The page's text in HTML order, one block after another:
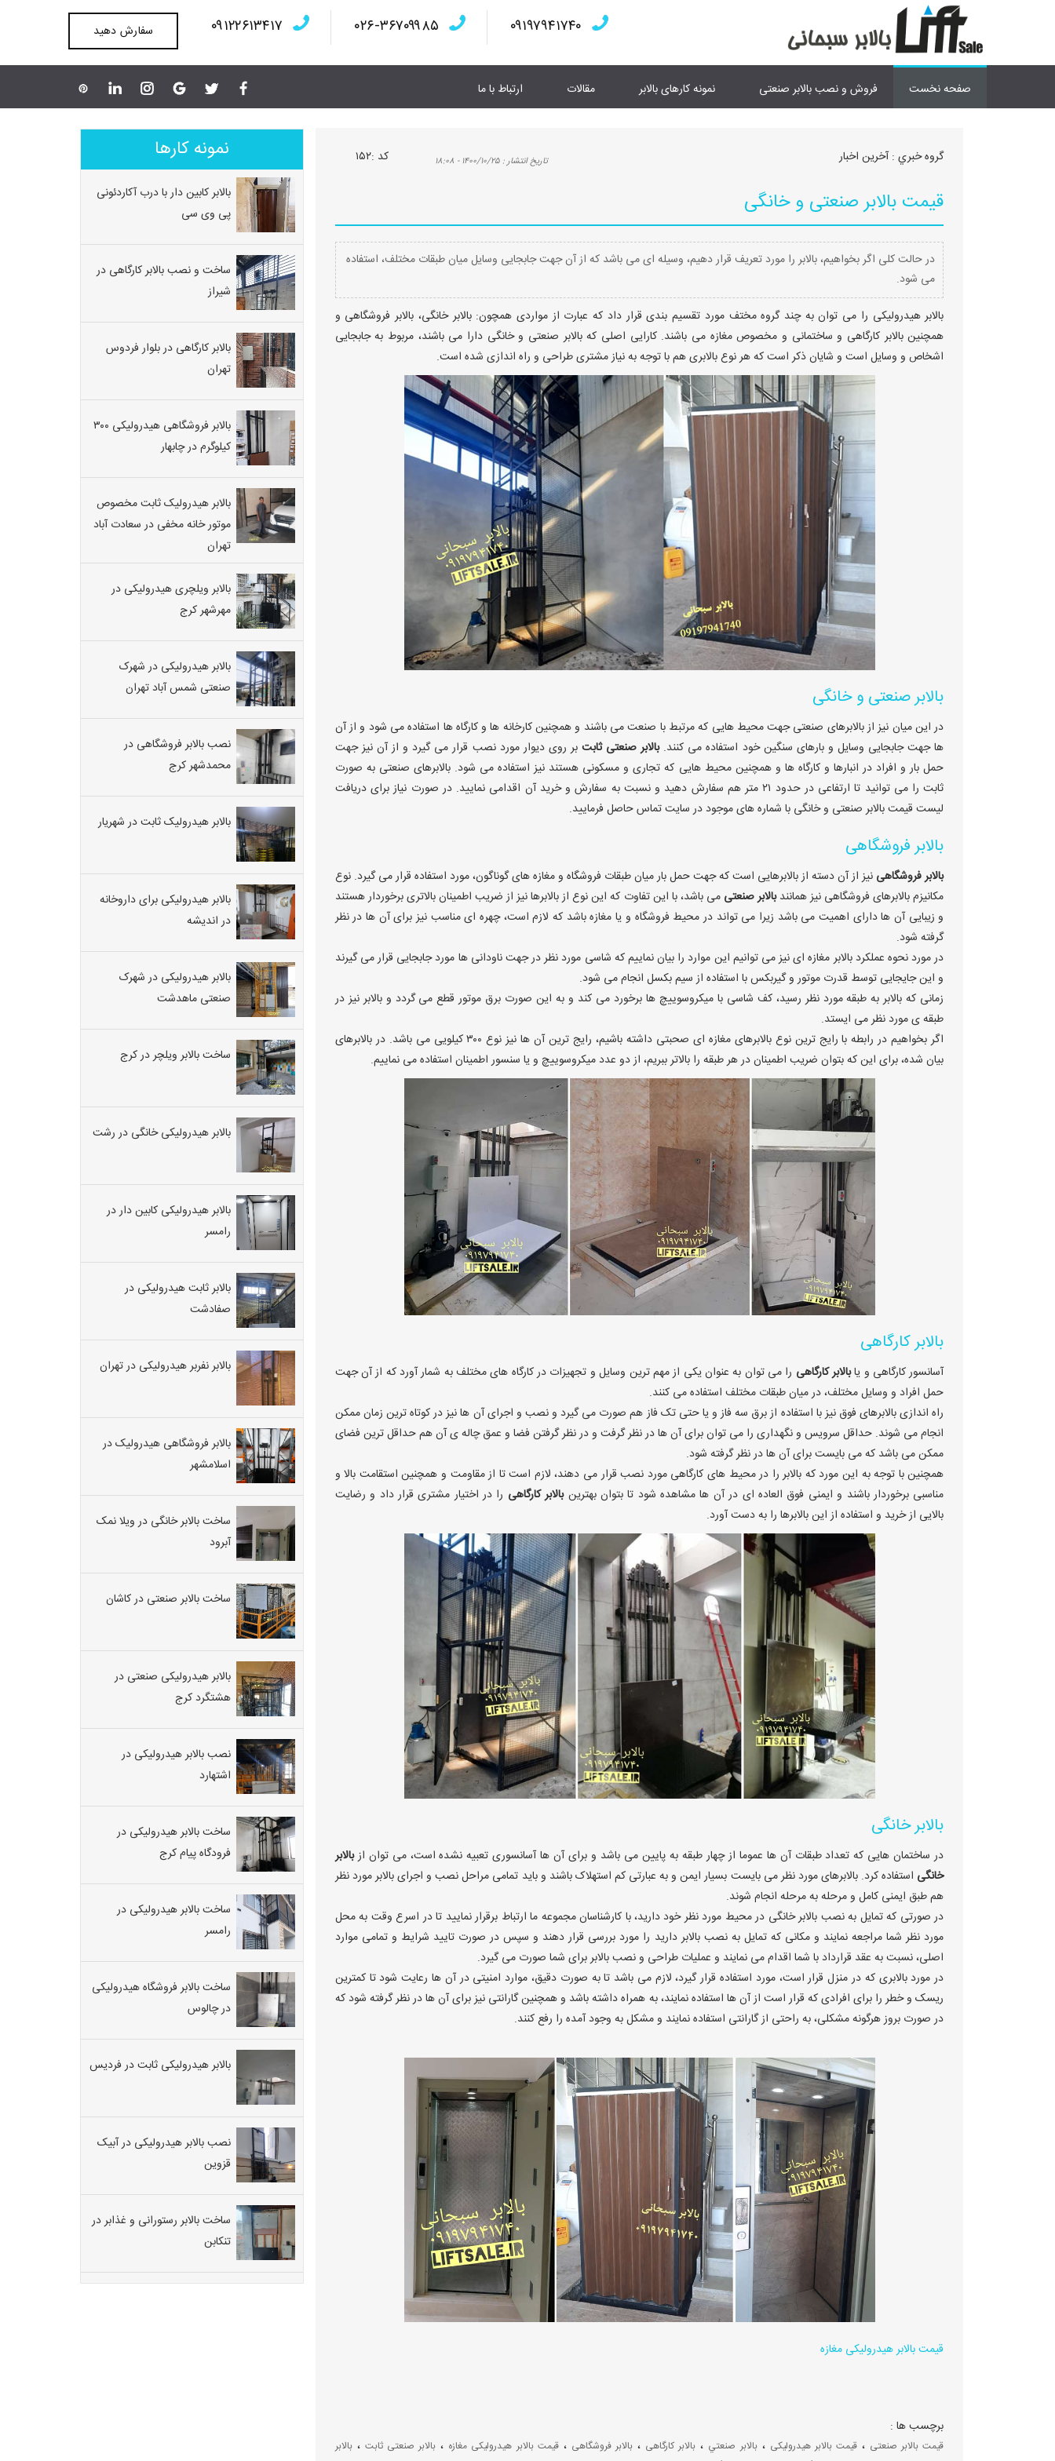
۰۹۱۹۷۹۴۱۷۴۰ ۰۲۶-۳۶۷۰۹۹۸۵ ۰۹۱۲۲۶۱۳۴۱۷ سفارش دهید
صفحه نخست فروش و نصب بالابر صنعتی نمونه کارهای بالابر مقالات ارتباط با ما
گروه خبري :آخرین اخبار تاريخ انتشار : ۱۴۰۰/۱۰/۲۵ - ۱۸:۰۸ كد :۱۵۲
قیمت بالابر صنعتی و خانگی
در حالت کلی اگر بخواهیم، بالابر را مورد تعریف قرار دهیم، وسیله ای می باشد که از آن جهت جابجایی وسایل میان طبقات مختلف، استفاده
می شود.
بالابر هیدرولیکی را می توان به چند گروه مختف مورد تقسیم بندی قرار داد که عبارت از مواردی همچون: بالابر خانگی، بالابر فروشگاهی و
همچنین بالابر کارگاهی و ساختمانی و مخصوص مغازه می باشند. کارایی اصلی که بالابر صنعتی و خانگی دارا می باشند، مربوط به جابجایی
اشخاص و وسایل است و شایان ذکر است که هر نوع بالابری هم با توجه به نیاز مشتری طراحی و راه اندازی شده است.
بالابر صنعتی و خانگی
در این میان نیز از بالابرهای صنعتی جهت محیط هایی که مرتبط با صنعت می باشند و همچنین کارخانه ها و کارگاه ها استفاده می شود و از آن
ها جهت جابجایی وسایل و بارهای سنگین خود استفاده می کنند.بالابر صنعتی ثابت بر روی دیوار مورد نصب قرار می گیرد و از آن نیز جهت
حمل بار و افراد در انبارها و کارگاه ها و همچنین محیط هایی که تجاری و مسکونی هستند نیز استفاده می شود. بالابرهای صنعتی به صورت
ثابت را می توانید تا ارتفاعی در حدود ۲۱ متر هم سفارش دهید و نسبت به سفارش و خرید آن اقدامی نمایید. در صورت نیاز برای دریافت
لیست قیمت بالابر صنعتی و خانگی با شماره های موجود در سایت تماس حاصل فرمایید.
بالابر فروشگاهی
بالابر فروشگاهی نیز از آن دسته از بالابرهایی است که جهت حمل بار میان طبقات فروشگاه و مغازه های گوناگون، مورد استفاده قرار می گیرد. نوع
مکانیزم بالابرهای فروشگاهی نیز همانندبالابر صنعتی می باشد، با این تفاوت که این نوع از بالابرها نیز از ضریب اطمینان بالاتری برخوردار هستند
و زیبایی آن ها دارای اهمیت می باشد زیرا می تواند در محیط فروشگاه و یا مغازه باشد که لازم است، چهره ای مناسب نیز برای آن ها در نظر
گرفته شود.
در مورد نحوه عملکرد بالابر مغازه ای نیز می توانیم این موارد را بیان نماییم که شاسی مورد نظر در جهت ناودانی ها مورد جابجایی قرار می گیرند
و این جایجایی توسط قدرت موتور و گیربکس با استفاده از سیم بکسل انجام می شود.
زمانی که بالابر به طبقه مورد نظر رسید، کف شاسی با میکروسوییچ ها برخورد می کند و به این صورت برق موتور قطع می گردد و بالابر نیز در
طبقه ی مورد نظر می ایستد.
اگر بخواهیم در رابطه با رایج ترین نوع بالابرهای مغازه ای صحبتی داشته باشیم، رایج ترین آن ها نیز نوع ۳۰۰ کیلویی می باشد. در بالابرهای
بیان شده، برای این که بتوان ضریب اطمینان در هر طبقه را بالاتر ببریم، از دو عدد میکروسوییچ و یا سنسور اطمینان استفاده می نماییم.
بالابر کارگاهی
آسانسور کارگاهی و یابالابر کارگاهی را می توان به عنوان یکی از مهم ترین وسایل و تجهیزات در کارگاه های مختلف به شمار آورد که از آن جهت
حمل افراد و وسایل مختلف، در میان طبقات مختلف استفاده می کنند.
راه اندازی بالابرهای فوق نیز با استفاده از برق سه فاز و یا حتی تک فاز هم صورت می گیرد و نصب و اجرای آن ها نیز در کوتاه ترین زمان ممکن
انجام می شوند. حداقل سرویس و نگهداری را می توان برای آن ها در نظر گرفت و در نظر گرفتن فضا و عمق چاله ی آن هم حداقل ترین فضای
ممکن می باشد که می بایست برای آن ها در نظر گرفته شود.
همچنین با توجه به این مورد که بالابر را در محیط های کارگاهی مورد نصب قرار می دهند، لازم است تا از مقاومت و همچنین استقامت بالا و
مناسبی برخوردار باشند و ایمنی فوق العاده ای در آن ها مشاهده شود تا بتوان بهترینبالابر کارگاهی را در اختیار مشتری قرار داد و رضایت
بالایی از خرید و استفاده از این بالابرها را به دست آورد.
بالابر خانگی
در ساختمان هایی که تعداد طبقات آن ها عموما از چهار طبقه به پایین می باشد و برای آن ها آسانسوری تعبیه نشده است، می توان ازبالابر
خانگی استفاده کرد. بالابرهای مورد نظر می بایست بسیار ایمن و به عبارتی کم استهلاک باشند و باید تمامی مراحل نصب و اجرای بالابر مورد نظر
هم طبق ایمنی کامل و مرحله به مرحله انجام شوند.
در صورتی که تمایل به نصب بالابر خانگی در محیط مورد نظر خود دارید، با کارشناسان مجموعه ما ارتباط برقرار نمایید تا در اسرع وقت به محل
مورد نظر شما مراجعه نمایند و مکانی که تمایل به نصب بالابر دارید را مورد بررسی قرار دهند و سپس در صورت تایید شرایط و تمامی موارد
اصلی، نسبت به عقد قرارداد با شما اقدام می نمایند و عملیات طراحی و نصب بالابر برای شما صورت می گیرد.
در مورد بالابری که در منزل قرار است، مورد استفاده قرار گیرد، لازم می باشد تا به صورت دقیق، موارد امنیتی در آن ها رعایت شود تا کمترین
ریسک و خطر را برای افرادی که قرار است از آن ها استفاده نمایند، به همراه داشته باشد و همچنین گارانتی نیز برای آن ها در نظر گرفته شود که
در صورت بروز هرگونه مشکلی، به راحتی از گارانتی استفاده نمایند و مشکل به وجود آمده را رفع کنند.
قیمت بالابر هیدرولیکی مغازه
برچسب ها :
قیمت بالابر صنعتی ، قیمت بالابر هیدرولیکی ،بالابر صنعتي ، بالابر کارگاهی ،بالابر فروشگاهی ،قیمت بالابر هیدرولیکی مغازه ، بالابر صنعتی ثابت ،بالابر
نمونه کارها
بالابر کابین دار با درب آکاردئونی
پی وی سی
ساخت و نصب بالابر کارگاهی در
شیراز
بالابر کارگاهی در بلوار فردوس
تهران
بالابر فروشگاهی هیدرولیکی ۳۰۰
کیلوگرم در چابهار
بالابر هیدرولیک ثابت مخصوص
موتور خانه مخفی در سعادت آباد
تهران
بالابر ویلچری هیدرولیکی در
مهرشهر کرج
بالابر هیدرولیکی در شهرک
صنعتی شمس آباد تهران
نصب بالابر فروشگاهی در
محمدشهر کرج
بالابر هیدرولیک ثابت در شهریار
بالابر هیدرولیکی برای داروخانه
در اندیشه
بالابر هیدرولیکی در شهرک
صنعتی ماهدشت
ساخت بالابر ویلچر در کرج
بالابر هیدرولیکی خانگی در رشت
بالابر هیدرولیکی کابین دار در
رامسر
بالابر ثابت هیدرولیکی در
صفادشت
بالابر نفربر هیدرولیکی در تهران
بالابر فروشگاهی هیدرولیک در
اسلامشهر
ساخت بالابر خانگی در ویلا نمک
آبرود
ساخت بالابر صنعتی در کاشان
بالابر هیدرولیکی صنعتی در
هشتگرد کرج
نصب بالابر هیدرولیکی در
اشتهارد
ساخت بالابر هیدرولیکی در
فرودگاه پیام کرج
ساخت بالابر هیدرولیکی در
رامسر
ساخت بالابر فروشگاه هیدرولیکی
در چالوس
بالابر هیدرولیکی ثابت در فردیس
نصب بالابر هیدرولیکی در آبیک
قزوین
ساخت بالابر رستورانی و غذابر در
تنکابن